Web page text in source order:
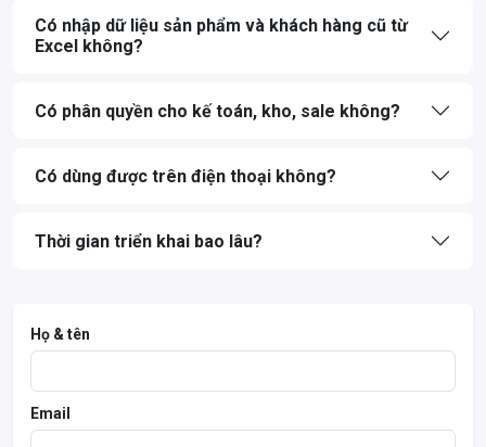
Có nhập dữ liệu sản phẩm và khách hàng cũ từ
Excel không?
Có phân quyền cho kế toán, kho, sale không?
Có dùng được trên điện thoại không?
Thời gian triển khai bao lâu?
Họ & tên
Email